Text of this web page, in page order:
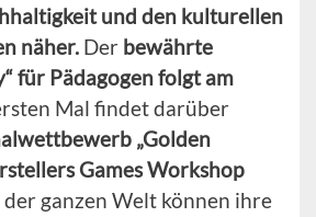
und den kulturellen
näher. Der bewährte
für Pädagogen folgt am
Mal findet darüber
„Golden
Games Workshop
ganzen Welt können ihre